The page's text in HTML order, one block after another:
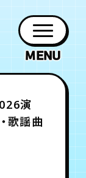
ット
TICKET
日記
BLOG
ァン
ラブ
ン
演
歌謡曲